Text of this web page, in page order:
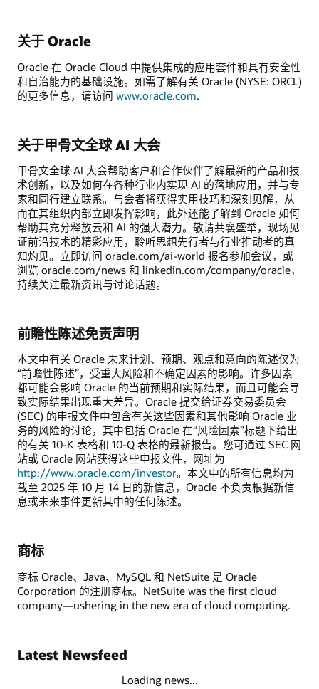
关于 Oracle
Oracle 在 Oracle Cloud 中提供集成的应用套件和具有安全性
和自治能力的基础设施。如需了解有关 Oracle (NYSE: ORCL)
的更多信息，请访问 www.oracle.com.
关于甲骨文全球 AI 大会
甲骨文全球 AI 大会帮助客户和合作伙伴了解最新的产品和技
术创新，以及如何在各种行业内实现 AI 的落地应用，并与专
家和同行建立联系。与会者将获得实用技巧和深刻见解，从
而在其组织内部立即发挥影响，此外还能了解到 Oracle 如何
帮助其充分释放云和 AI 的强大潜力。敬请共襄盛举，现场见
证前沿技术的精彩应用，聆听思想先行者与行业推动者的真
知灼见。立即访问 oracle.com/ai-world 报名参加会议，或
浏览 oracle.com/news 和 linkedin.com/company/oracle，
持续关注最新资讯与讨论话题。
前瞻性陈述免责声明
本文中有关 Oracle 未来计划、预期、观点和意向的陈述仅为
“前瞻性陈述”，受重大风险和不确定因素的影响。许多因素
都可能会影响 Oracle 的当前预期和实际结果，而且可能会导
致实际结果出现重大差异。Oracle 提交给证券交易委员会
(SEC) 的申报文件中包含有关这些因素和其他影响 Oracle 业
务的风险的讨论，其中包括 Oracle 在“风险因素”标题下给出
的有关 10-K 表格和 10-Q 表格的最新报告。您可通过 SEC 网
站或 Oracle 网站获得这些申报文件，网址为
http://www.oracle.com/investor。本文中的所有信息均为
截至 2025 年 10 月 14 日的新信息，Oracle 不负责根据新信
息或未来事件更新其中的任何陈述。
商标
商标 Oracle、Java、MySQL 和 NetSuite 是 Oracle
Corporation 的注册商标。NetSuite was the first cloud
company—ushering in the new era of cloud computing.
Latest Newsfeed
Loading news...